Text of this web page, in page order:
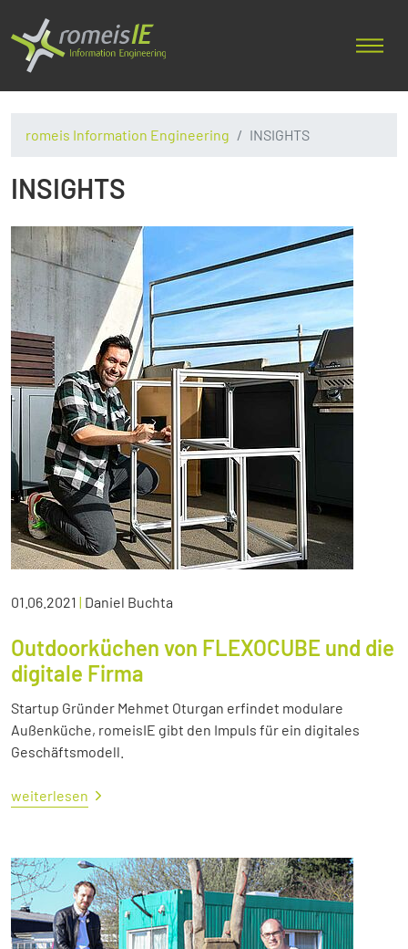
romeis Information Engineering INSIGHTS
INSIGHTS
01.06.2021 | Daniel Buchta
Outdoorküchen von FLEXOCUBE und die
digitale Firma
Startup Gründer Mehmet Oturgan erfindet modulare
Außenküche, romeisIE gibt den Impuls für ein digitales
Geschäftsmodell.
weiterlesen